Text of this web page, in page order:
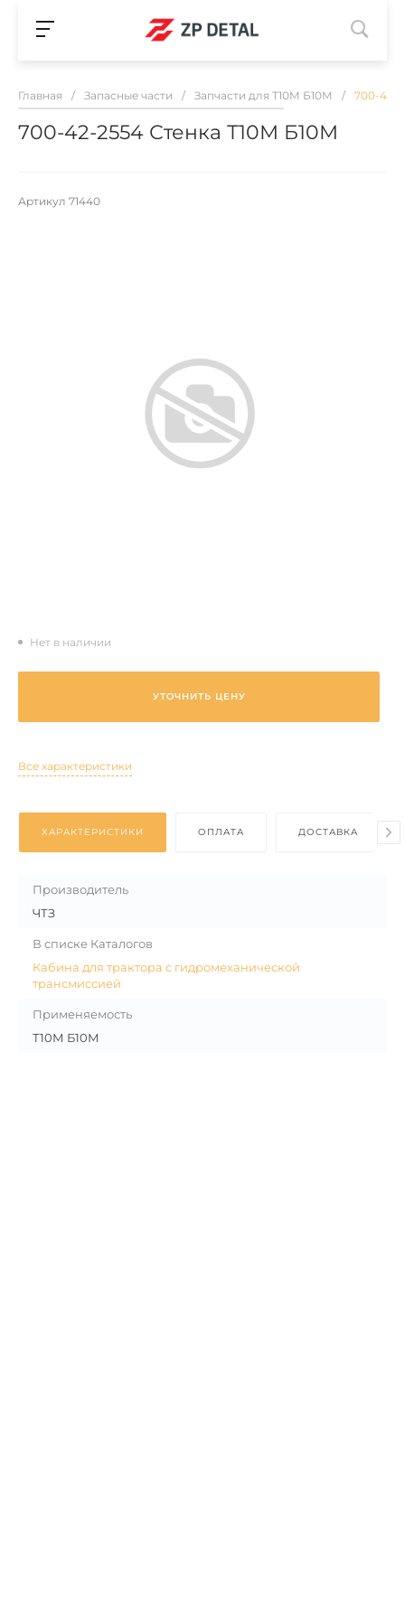
Главная / Запасные части / Запчасти для Т10М Б10М / 700-42-
700-42-2554 Стенка Т10М Б10М
Артикул 71440
Нет в наличии
УТОЧНИТЬ ЦЕНУ
Все характеристики
ХАРАКТЕРИСТИКИ ОПЛАТА ДОСТАВКА
Производитель
ЧТЗ
В списке Каталогов
Кабина для трактора с гидромеханической
трансмиссией
Применяемость
Т10М Б10М